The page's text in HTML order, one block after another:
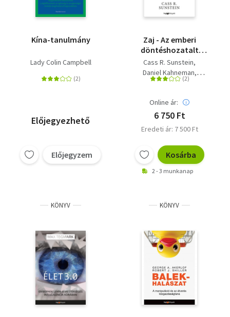
Kína-tanulmány
Lady Colin Campbell
Előjegyezhető
Előjegyzem
Zaj - Az emberi
döntéshozatalt
zavaró tényezők
Cass R. Sunstein
Daniel Kahneman
Olivier Sibony
Online ár:
6 750 Ft
Eredeti ár: 7 500 Ft
Kosárba
2 - 3 munkanap
KÖNYV KÖNYV